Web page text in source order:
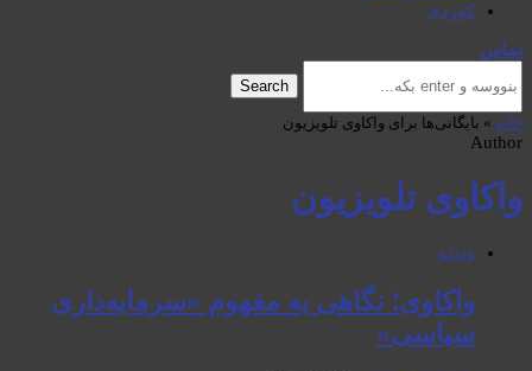
کوردی
تماس
Search
خانه » بایگانی‌ها برای واکاوی تلویزیون
Author
واکاوی تلویزیون
ویدئو
واکاوی؛ نگاهی به مفهوم «سرمایه‌داری
سیاسی»